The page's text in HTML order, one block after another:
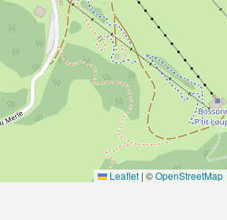
Leaflet | ©OpenStreetMap